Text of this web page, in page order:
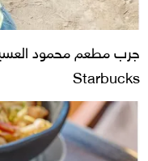
Starbucks